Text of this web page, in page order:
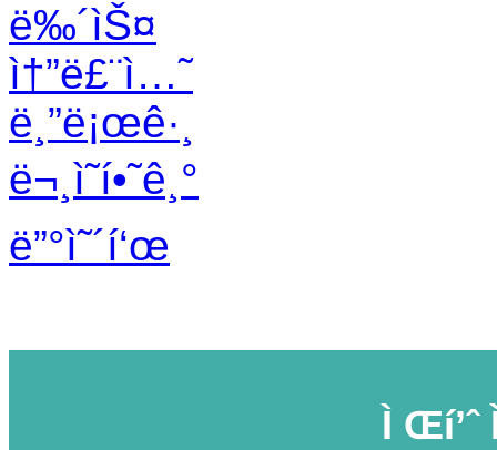
ë‰´ìŠ¤
ì†”ë£¨ì…˜
ë¸”ë¡œê·¸
ë¬¸ì˜í•˜ê¸°
ë”°ì˜´í‘œ
Ì Œí’ˆ